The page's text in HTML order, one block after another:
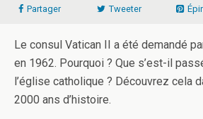
Partager Tweeter
Le consul Vatican II a été demandé
en 1962. Pourquoi ? Que s’est-il
l’église catholique ? Découvrez cela
2000 ans d’histoire.